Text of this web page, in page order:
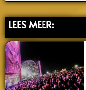
LEES MEER: